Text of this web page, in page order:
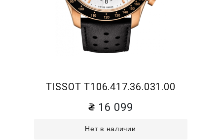
TISSOT T106.417.36.031.00
16 099
Нет в наличии